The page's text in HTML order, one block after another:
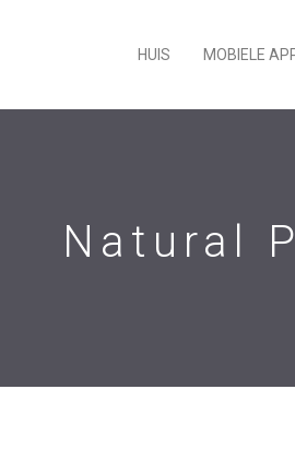
HUIS MOBIELE
Natural